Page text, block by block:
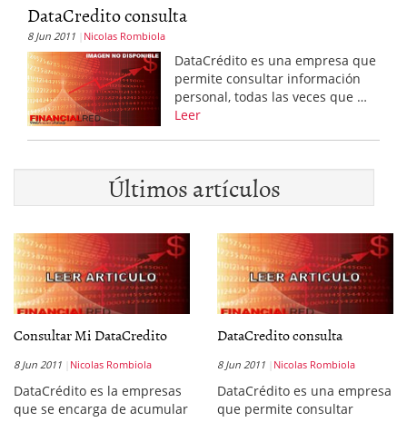
DataCredito consulta
8 Jun 2011 Nicolas Rombiola
DataCrédito es una empresa que
permite consultar información
personal, todas las veces que …
Leer
Últimos artículos
Consultar Mi DataCredito
8 Jun 2011 Nicolas Rombiola
DataCrédito es la empresas
que se encarga de acumular
DataCredito consulta
8 Jun 2011 Nicolas Rombiola
DataCrédito es una empresa
que permite consultar